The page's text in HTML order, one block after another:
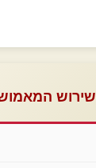
שירוש